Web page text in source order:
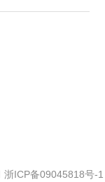
浙ICP备09045818号-1